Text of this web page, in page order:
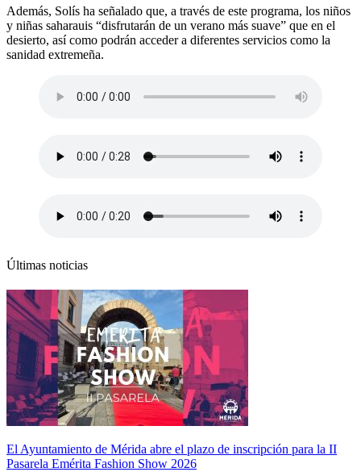
Además, Solís ha señalado que, a través de este programa, los niños
y niñas saharauis “disfrutarán de un verano más suave” que en el
desierto, así como podrán acceder a diferentes servicios como la
sanidad extremeña.
Últimas noticias
El Ayuntamiento de Mérida abre el plazo de inscripción para la II
Pasarela Emérita Fashion Show 2026